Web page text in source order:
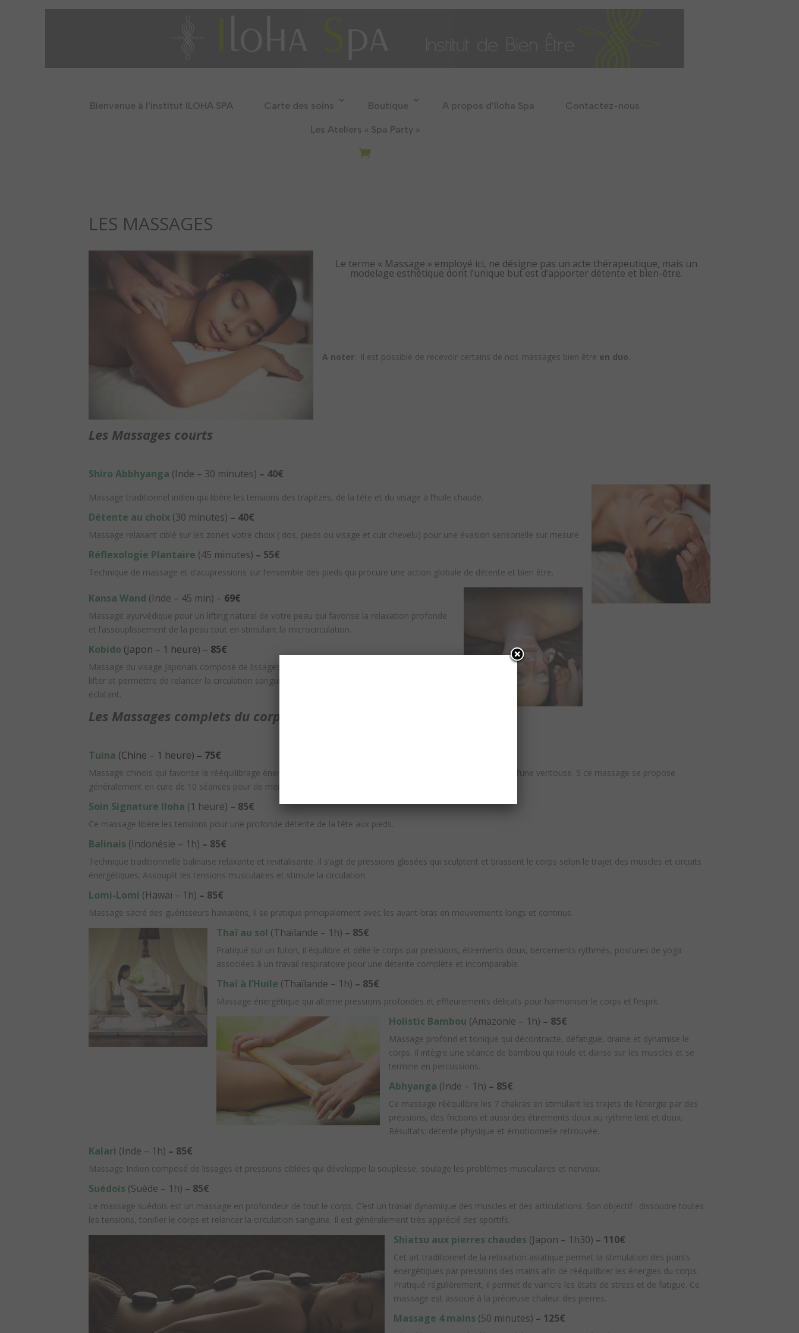
Bienvenue à l’institut ILOHA SPA Carte des soins Boutique A propos d’Iloha Spa Contactez-nous
Les Ateliers « Spa Party »
LES MASSAGES
Le terme « Massage » employé ici, ne désigne pas un acte thérapeutique, mais un
modelage esthétique dont l’unique but est d’apporter détente et bien-être.
A noter: il est possible de recevoir certains de nos massages bien être en duo.
Les Massages courts
Shiro Abbhyanga (Inde – 30 minutes) – 40€
Massage traditionnel indien qui libère les tensions des trapèzes, de la tête et du visage à l’huile chaude.
Détente au choix (30 minutes) – 40€
Massage relaxant ciblé sur les zones votre choix ( dos, pieds ou visage et cuir chevelu) pour une évasion sensorielle sur mesure
Réflexologie Plantaire (45 minutes) – 55€
Technique de massage et d’acupressions sur l’ensemble des pieds qui procure une action globale de détente et bien être.
Kansa Wand (Inde – 45 min) – 69€
Massage ayurvédique pour un lifting naturel de votre peau qui favorise la relaxation profonde
et l’assouplissement de la peau tout en stimulant la microcirculation.
Kobido (Japon – 1 heure) – 85€
Massage du visage Japonais composé de lissages et de points qui vont permettre de drainer,
lifter et permettre de relancer la circulation sanguine. Retrouver une peau tonifiée et un teint
éclatant.
Les Massages complets du corps
Tuina (Chine – 1 heure) – 75€
Massage chinois qui favorise le rééquilibrage énergétique, remodèle la silhouette et raffermit les tissus à l’aide d’une ventouse. 5 ce massage se propose
généralement en cure de 10 séances pour de meilleurs résultats, n’hésitez pas à demander conseils.)
Soin Signature Iloha (1 heure) – 85€
Ce massage libère les tensions pour une profonde détente de la tête aux pieds.
Balinais (Indonésie – 1h) – 85€
Technique traditionnelle balinaise relaxante et revitalisante. Il s’agit de pressions glissées qui sculptent et brassent le corps selon le trajet des muscles et circuits
énergétiques. Assouplit les tensions musculaires et stimule la circulation.
Lomi-Lomi (Hawaï – 1h) – 85€
Massage sacré des guérisseurs hawaïens, il se pratique principalement avec les avant-bras en mouvements longs et continus.
Thaï au sol (Thaïlande – 1h) – 85€
Pratiqué sur un futon, il équilibre et délie le corps par pressions, étirements doux, bercements rythmés, postures de yoga
associées à un travail respiratoire pour une détente complète et incomparable.
Thaï à l’Huile (Thaïlande – 1h) – 85€
Massage énergétique qui alterne pressions profondes et effleurements délicats pour harmoniser le corps et l’esprit.
Holistic Bambou (Amazonie – 1h) – 85€
Massage profond et tonique qui décontracte, défatigue, draine et dynamise le
corps. Il intègre une séance de bambou qui roule et danse sur les muscles et se
termine en percussions.
Abhyanga (Inde – 1h) – 85€
Ce massage rééquilibre les 7 chakras en stimulant les trajets de l’énergie par des
pressions, des frictions et aussi des étirements doux au rythme lent et doux.
Résultats: détente physique et émotionnelle retrouvée.
Kalari (Inde – 1h) – 85€
Massage Indien composé de lissages et pressions ciblées qui développe la souplesse, soulage les problèmes musculaires et nerveux.
Suédois (Suède – 1h) – 85€
Le massage suédois est un massage en profondeur de tout le corps. C’est un travail dynamique des muscles et des articulations. Son objectif : dissoudre toutes
les tensions, tonifier le corps et relancer la circulation sanguine. Il est généralement très apprécié des sportifs.
Shiatsu aux pierres chaudes (Japon – 1h30) – 110€
Cet art traditionnel de la relaxation asiatique permet la stimulation des points
énergétiques par pressions des mains afin de rééquilibrer les énergies du corps.
Pratiqué régulièrement, il permet de vaincre les états de stress et de fatigue. Ce
massage est associé à la précieuse chaleur des pierres.
Massage 4 mains (50 minutes) – 125€